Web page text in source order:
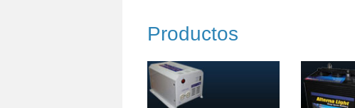
Productos